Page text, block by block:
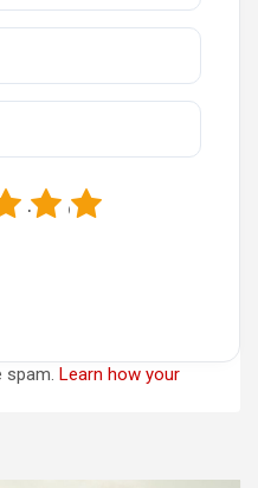
5
4
spam. Learn how your